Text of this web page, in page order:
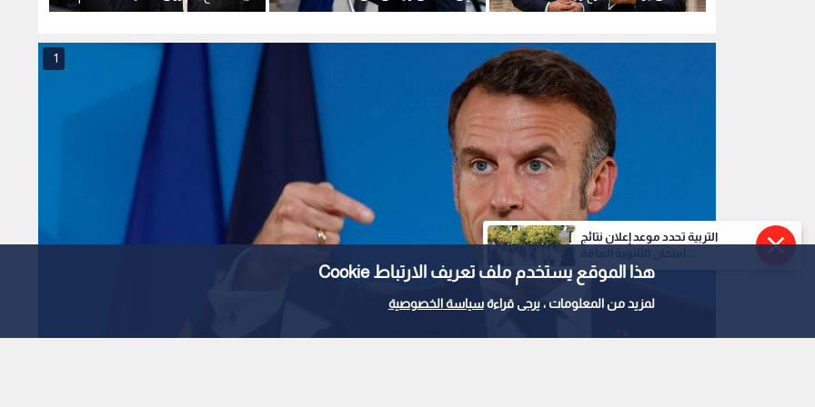
هذا الموقع يستخدم ملف تعريف الارتباط Cookie
لمزيد من المعلومات ، يرجى قراءةسياسة الخصوصية
الأمريكي الإيراني
طائرات "إيرباص"
محادثات مع القيادة السورية
1
التربية تحدد موعد إعلان نتائج